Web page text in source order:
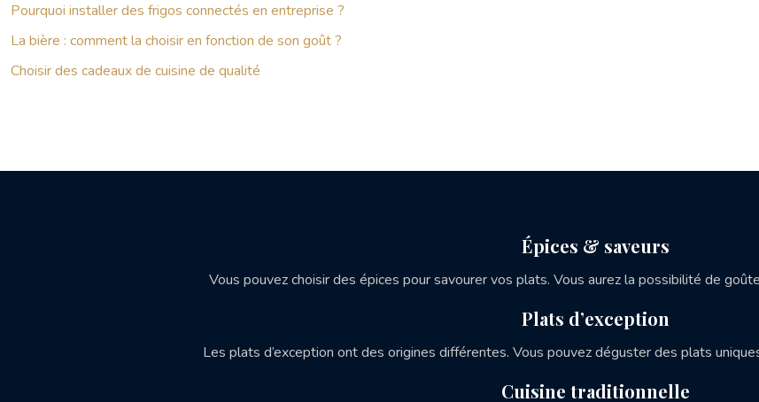
Pourquoi installer des frigos connectés en entreprise ?
La bière : comment la choisir en fonction de son goût ?
Choisir des cadeaux de cuisine de qualité
Épices & saveurs
Vous pouvez choisir des épices pour savourer vos plats. Vous aurez la possibilité de
Plats d’exception
Les plats d’exception ont des origines différentes. Vous pouvez déguster des plats
Cuisine traditionnelle